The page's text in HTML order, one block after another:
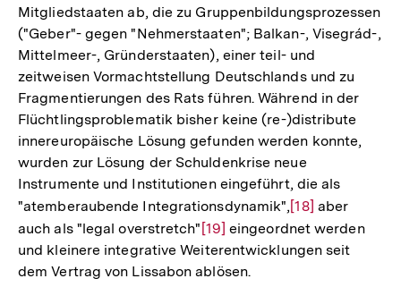
Mitgliedstaaten ab, die zu Gruppenbildungsprozessen
("Geber"- gegen "Nehmerstaaten"; Balkan-, Visegrád-,
Mittelmeer-, Gründerstaaten), einer teil- und
zeitweisen Vormachtstellung Deutschlands und zu
Fragmentierungen des Rats führen. Während in der
Flüchtlingsproblematik bisher keine (re-)distribute
innereuropäische Lösung gefunden werden konnte,
wurden zur Lösung der Schuldenkrise neue
Instrumente und Institutionen eingeführt, die als
"atemberaubende Integrationsdynamik",Zur
Auflösung
der
[18] aber
auch als "legal overstretch" Zur
Auflösung
der
[19] eingeordnet werden
und kleinere integrative Weiterentwicklungen seit
dem Vertrag von Lissabon ablösen.